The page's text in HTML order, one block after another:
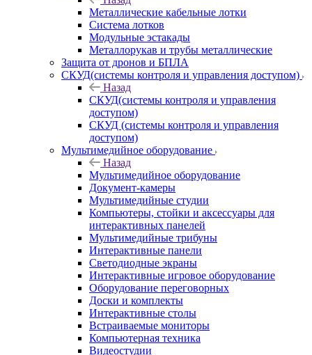
Металлические кабельные лотки
Система лотков
Модульные эстакады
Металлорукав и трубы металлические
Защита от дронов и БПЛА
СКУД(системы контроля и управления доступом)
Назад
СКУД(системы контроля и управления
доступом)
СКУД (системы контроля и управления
доступом)
Мультимедийное оборудование
Назад
Мультимедийное оборудование
Документ-камеры
Мультимедийные студии
Компьютеры, стойки и аксессуары для
интерактивных панелей
Мультимедийные трибуны
Интерактивные панели
Светодиодные экраны
Интерактивные игровое оборудование
Оборудование переговорных
Доски и комплекты
Интерактивные столы
Встраиваемые мониторы
Компьютерная техника
Видеостудии